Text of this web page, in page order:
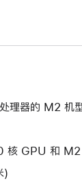
理器的 M2 机
GPU 和 M2
)